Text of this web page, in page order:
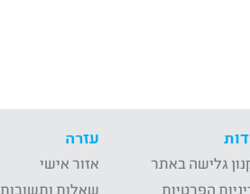
גלישה באתר
הפרטיות
עזרה
אזור אישי
שאלות ותשובות